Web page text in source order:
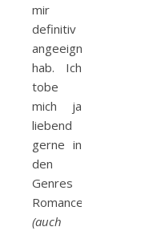
mir
definitiv
angeeignet
hab. Ich
tobe
mich ja
liebend
gerne in
den
Genres
Romance
(auch